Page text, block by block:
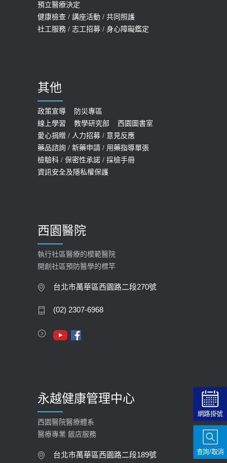
預立醫療決定
健康檢查 / 講座活動 / 共同照護
社工服務 / 志工招募 / 身心障礙鑑定
其他
政策宣導
防災專區
線上學習
教學研究部
西園圖書室
愛心捐贈 / 人力招募 / 意見反應
藥品諮詢 / 新藥申請 / 用藥指導單張
檢驗科 / 保密性承諾 / 採檢手冊
資訊安全及隱私權保護
西園醫院
執行社區醫療的模範醫院
開創社區預防醫學的標竿
台北市萬華區西園路二段270號
(02) 2307-6968
永越健康管理中心
西園醫院醫療體系
醫療專業 飯店服務
台北市萬華區西園路二段189號
網路掛號
查詢/取消